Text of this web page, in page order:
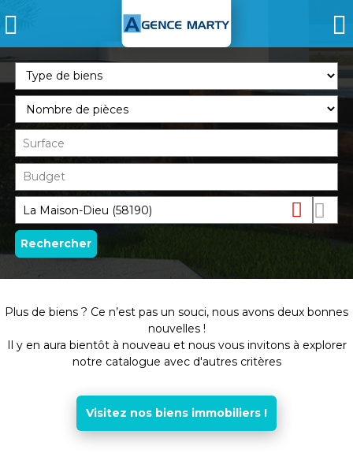
Plus de biens ? Ce n’est pas un souci, nous avons deux bonnes
nouvelles !
Il y en aura bientôt à nouveau et nous vous invitons à explorer
notre catalogue avec d'autres critères
Visitez nos biens immobiliers !